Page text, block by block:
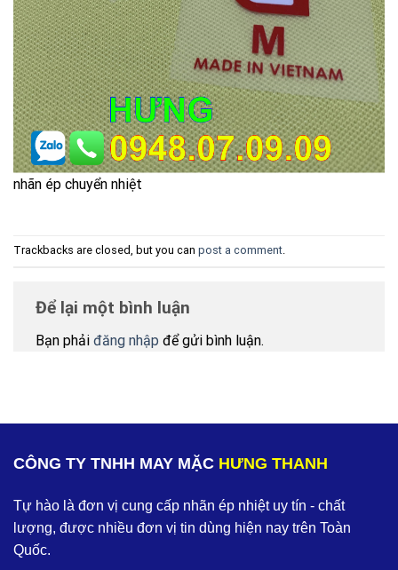
nhãn ép chuyển nhiệt
Trackbacks are closed, but you can post a comment
Để lại một bình luận
Bạn phải đăng nhập để gửi bình luận.
CÔNG TY TNHH MAY MẶC HƯNG THANH
Tự hào là đơn vị cung cấp nhãn ép nhiệt uy tín - chất
lượng, được nhiều đơn vị tin dùng hiện nay trên Toàn
Quốc.